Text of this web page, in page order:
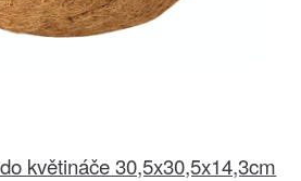
květináče 30,5x30,5x14,3cm